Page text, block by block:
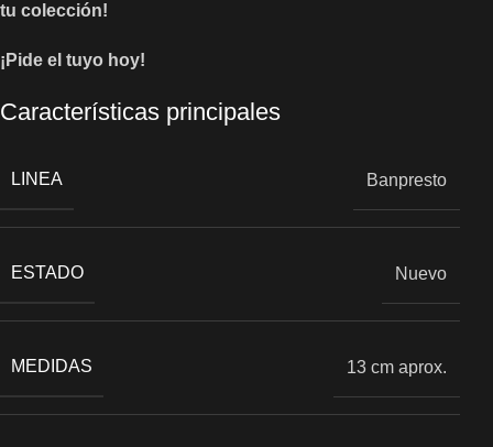
tu colección!
¡Pide el tuyo hoy!
Características principales
LINEA Banpresto
ESTADO Nuevo
MEDIDAS 13 cm aprox.